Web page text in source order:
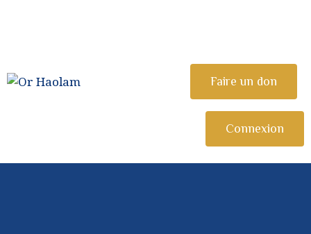
Faire un don
Connexion
OR HAOLAM
Communauté Juive Libérale de Toulouse
PARTAGER
NOUS REJOINDRE